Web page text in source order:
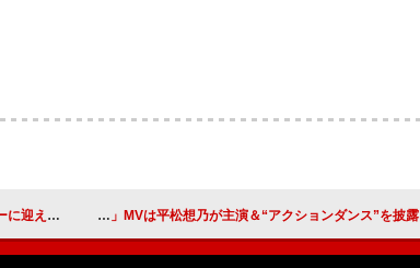
ス＆MV公開 AKASAKI、新曲「アクション」MVは平松想乃が主演＆“アクションダンス”を披露